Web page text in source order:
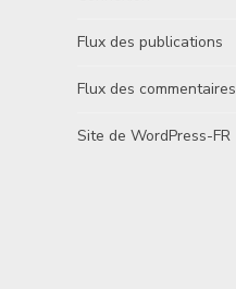
Flux des publications
Flux des commentaires
Site de WordPress-FR